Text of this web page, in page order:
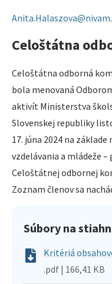
Celoštátna
Celoštátna odborná
bola menovaná
aktivít Ministerstva
Slovenskej republiky
17. júna 2024 na
vzdelávania a mládeže
Celoštátnej odbornej
Zoznam členov sa
Súbory na
Kritériá
.pdf | 166,41 KB